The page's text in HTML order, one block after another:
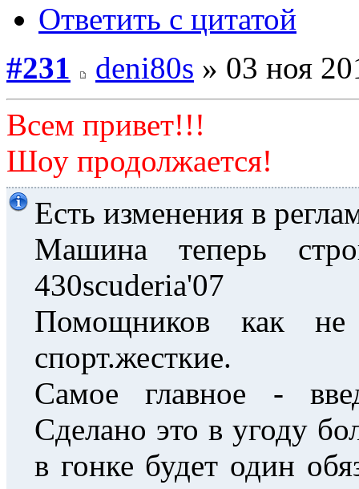
Ответить с цитатой
#231
deni80s » 03 ноя
Всем привет!!!
Шоу продолжается!
Есть изменения в
Машина теперь
430scuderia'07
Помощников как
спорт.жесткие.
Самое главное -
Сделано это в угоду
в гонке будет один